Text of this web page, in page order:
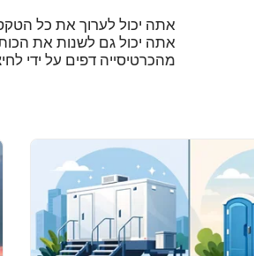
אתה יכול לערוך את כל
אתה יכול גם לשנות את
מהכרטיסייה דפים על ידי